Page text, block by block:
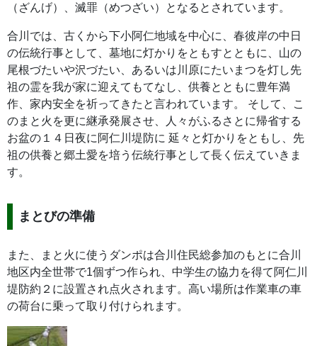
（ざんげ）、滅罪（めつざい）となるとされています。
合川では、古くから下小阿仁地域を中心に、春彼岸の中日
の伝統行事として、墓地に灯かりをともすとともに、山の
尾根づたいや沢づたい、あるいは川原にたいまつを灯し先
祖の霊を我が家に迎えてもてなし、供養とともに豊年満
作、家内安全を祈ってきたと言われています。 そして、こ
のまと火を更に継承発展させ、人々がふるさとに帰省する
お盆の１４日夜に阿仁川堤防に 延々と灯かりをともし、先
祖の供養と郷土愛を培う伝統行事として長く伝えていきま
す。
まとびの準備
また、まと火に使うダンポは合川住民総参加のもとに合川
地区内全世帯で1個ずつ作られ、中学生の協力を得て阿仁川
堤防約２に設置され点火されます。高い場所は作業車の車
の荷台に乗って取り付けられます。